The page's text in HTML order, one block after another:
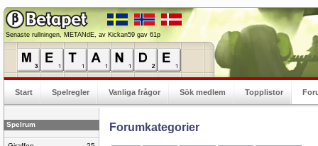
Senaste rullningen, METANdE, av Kickan59 gav 61p
Start Spelregler Vanliga frågor Sök medlem Topplistor
Spelrum Forumkategorier